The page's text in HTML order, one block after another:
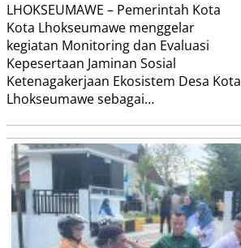
LHOKSEUMAWE – Pemerintah Kota
Kota Lhokseumawe menggelar
kegiatan Monitoring dan Evaluasi
Kepesertaan Jaminan Sosial
Ketenagakerjaan Ekosistem Desa Kota
Lhokseumawe sebagai…